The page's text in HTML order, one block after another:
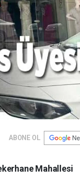
ABONE OL
Mahallesi